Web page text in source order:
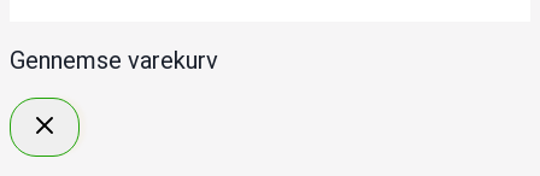
Gennemse varekurv